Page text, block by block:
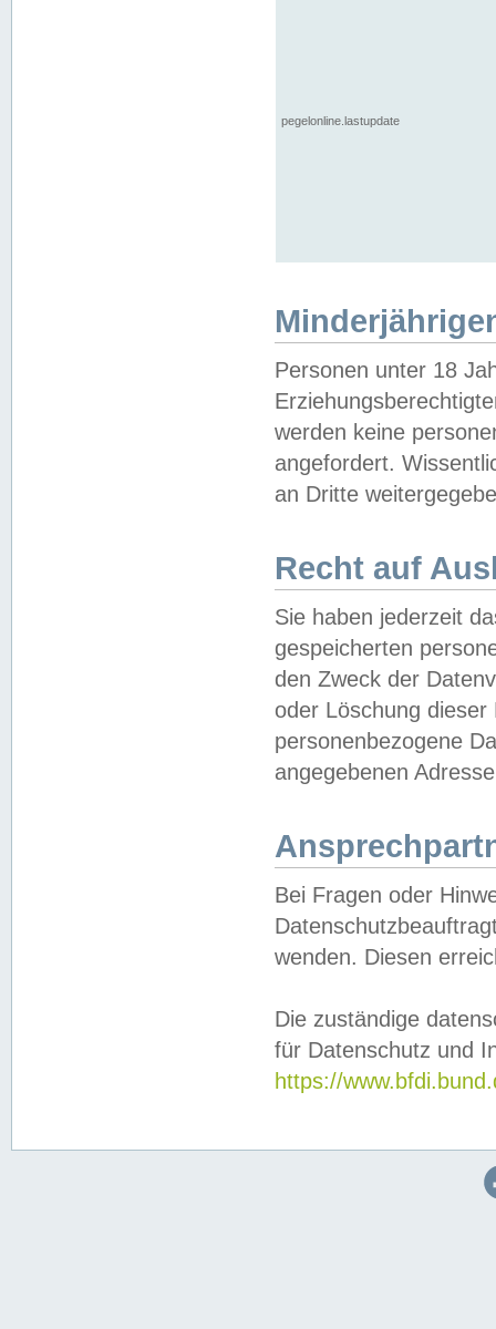
pegelonline.lastupdate
Personen unter 18
werden keine
angefordert.
an Dritte
Recht auf
Sie haben jederzeit
gespeicherten
den Zweck der
oder Löschung
personenbezogene
angegebenen
Bei Fragen oder
wenden. Diesen
Die zuständige
für Datenschutz und
https://